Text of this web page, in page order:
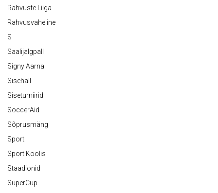
Rahvuste Liiga
Rahvusvaheline
S
Saalijalgpall
Signy Aarna
Sisehall
Siseturniirid
SoccerAid
Sõprusmäng
Sport
Sport Koolis
Staadionid
SuperCup